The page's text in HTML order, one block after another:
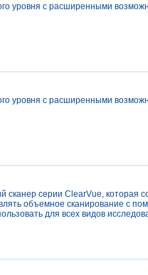
уровня с расширенными
уровня с расширенными
серии ClearVue, которая
объемное сканирование с
для всех видов